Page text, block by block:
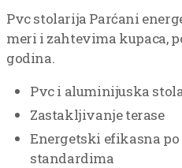
Pvc stolarija Parćani
meri i zahtevima kupaca,
godina.
Pvc i aluminijuska
Zastakljivanje terase
Energetski efikasna
standardima